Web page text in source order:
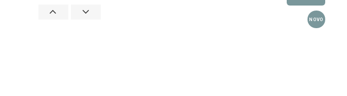
NOVO